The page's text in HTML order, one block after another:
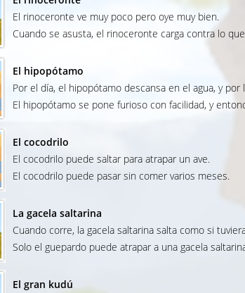
El rinoceronte ve muy poco pero oye muy bien.
Cuando se asusta, el rinoceronte carga contra lo
El hipopótamo
Por el día, el hipopótamo descansa en el agua, y
El hipopótamo se pone furioso con facilidad, y
El cocodrilo
El cocodrilo puede saltar para atrapar un ave.
El cocodrilo puede pasar sin comer varios meses.
La gacela saltarina
Cuando corre, la gacela saltarina salta como si
Solo el guepardo puede atrapar a una gacela
El gran kudú